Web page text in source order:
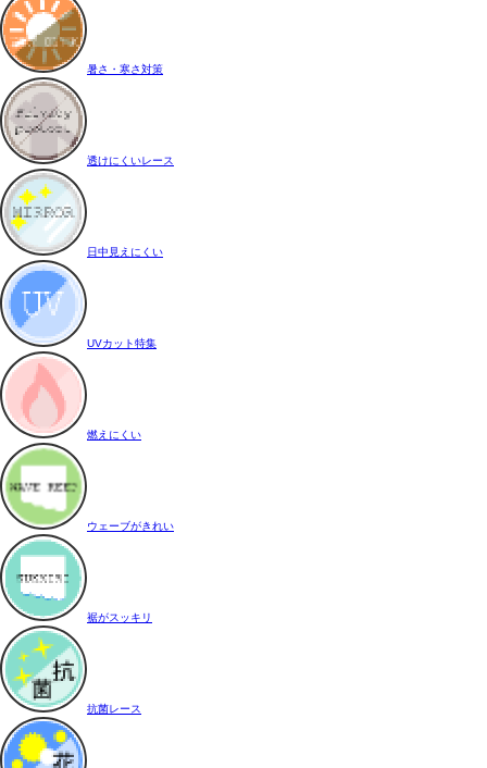
暑さ・寒さ対策
透けにくいレース
日中見えにくい
UVカット特集
燃えにくい
ウェーブがきれい
裾がスッキリ
抗菌レース